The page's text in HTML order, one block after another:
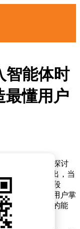
智能体时
最懂用户
道发文，深入探讨
心定位。他指出，当
入智能代理阶段
策权始终由用户掌
用户行为模式的能